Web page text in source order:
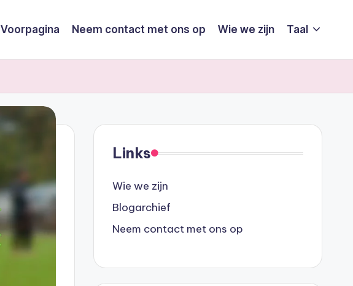
Voorpagina Neem contact met ons op Wie we zijn Taal
Links
Wie we zijn
Blogarchief
Neem contact met ons op